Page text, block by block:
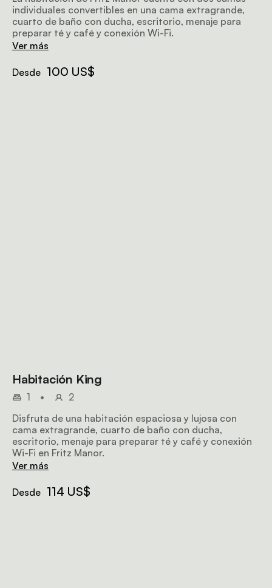
individuales convertibles en una cama extragrande,
cuarto de baño con ducha, escritorio, menaje para
preparar té y café y conexión Wi-Fi.
Ver más
Desde 100 US$
Habitación King
1 •
2
Disfruta de una habitación espaciosa y lujosa con
cama extragrande, cuarto de baño con ducha,
escritorio, menaje para preparar té y café y conexión
Wi-Fi en Fritz Manor.
Ver más
Desde 114 US$